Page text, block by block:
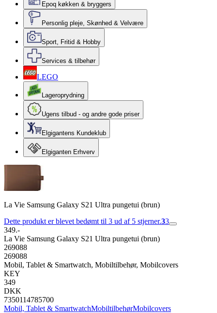
Epoq køkken & bryggers
Personlig pleje, Skønhed & Velvære
Sport, Fritid & Hobby
Services & tilbehør
LEGO
Lageroprydning
Ugens tilbud - og andre gode priser
Elgigantens Kundeklub
Elgiganten Erhverv
La Vie Samsung Galaxy S21 Ultra pungetui (brun)
Dette produkt er blevet bedømt til 3 ud af 5 stjerner.33
349.-
La Vie Samsung Galaxy S21 Ultra pungetui (brun)
269088
269088
Mobil, Tablet & Smartwatch, Mobiltilbehør, Mobilcovers
KEY
349
DKK
7350114785700
Mobil, Tablet & SmartwatchMobiltilbehørMobilcovers